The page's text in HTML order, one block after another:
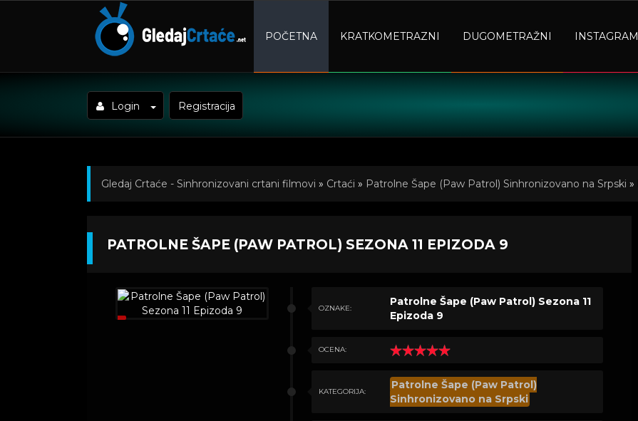
POČETNA KRATKOMETRAZNI DUGOMETRAŽNI INSTAGRAM
Login Registracija
Gledaj Crtaće - Sinhronizovani crtani filmovi » Crtaći » Patrolne Šape (Paw Patrol) Sinhronizovano na Srpski »
PATROLNE ŠAPE (PAW PATROL) SEZONA 11 EPIZODA 9
OZNAKE:
Patrolne Šape (Paw Patrol) Sezona 11
Epizoda 9
OCENA:
KATEGORIJA:
Patrolne Šape (Paw Patrol)
Sinhronizovano na Srpski